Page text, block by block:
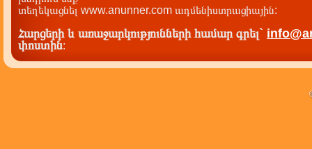
տեղեկացնել www.anunner.com ադմենիստրացիային:
Հարցերի և առաջարկությունների համար գրել`
փոստին: